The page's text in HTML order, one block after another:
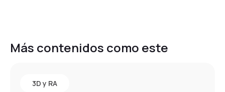
Más contenidos como este
3D y RA